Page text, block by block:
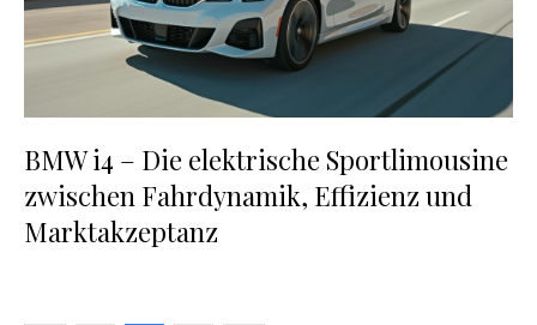
BMW i4 – Die elektrische Sportlimousine
zwischen Fahrdynamik, Effizienz und
Marktakzeptanz